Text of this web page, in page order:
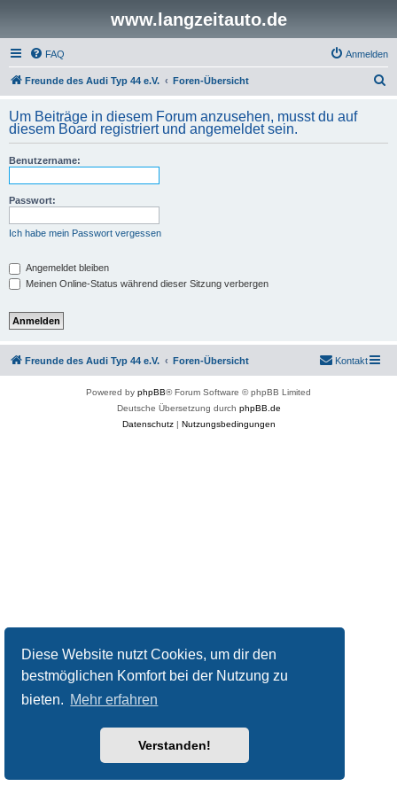
Diese Website nutzt Cookies, um dir den
bestmöglichen Komfort bei der Nutzung zu
bieten. Mehr erfahren
Verstanden!
www.langzeitauto.de
FAQ Anmelden
Freunde des Audi Typ 44 e.V. Foren-Übersicht
h
Um Beiträge in diesem Forum anzusehen, musst du auf
diesem Board registriert und angemeldet sein.
Benutzername:
Passwort:
Ich habe mein Passwort vergessen
Angemeldet bleiben
Meinen Online-Status während dieser Sitzung verbergen
Freunde des Audi Typ 44 e.V. Foren-Übersicht Kontakt
Powered by phpBB® Forum Software © phpBB Limited
Deutsche Übersetzung durch phpBB.de
Datenschutz| Nutzungsbedingungen